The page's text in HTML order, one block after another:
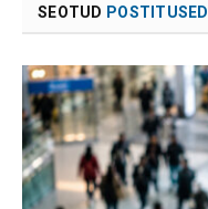
SEOTUD POSTITUSED